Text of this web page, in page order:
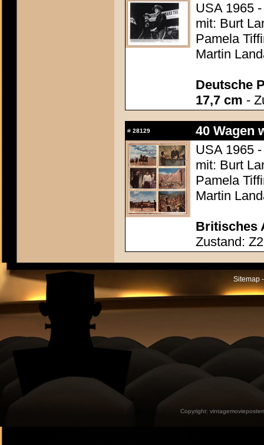
USA 1965
mit: Burt
Pamela
Martin
Deutsche
17,7 cm -
# 28129
40 Wagen
USA 1965
mit: Burt
Pamela
Martin
Britisches
Zustand: Z2
Sitemap
Copyright: